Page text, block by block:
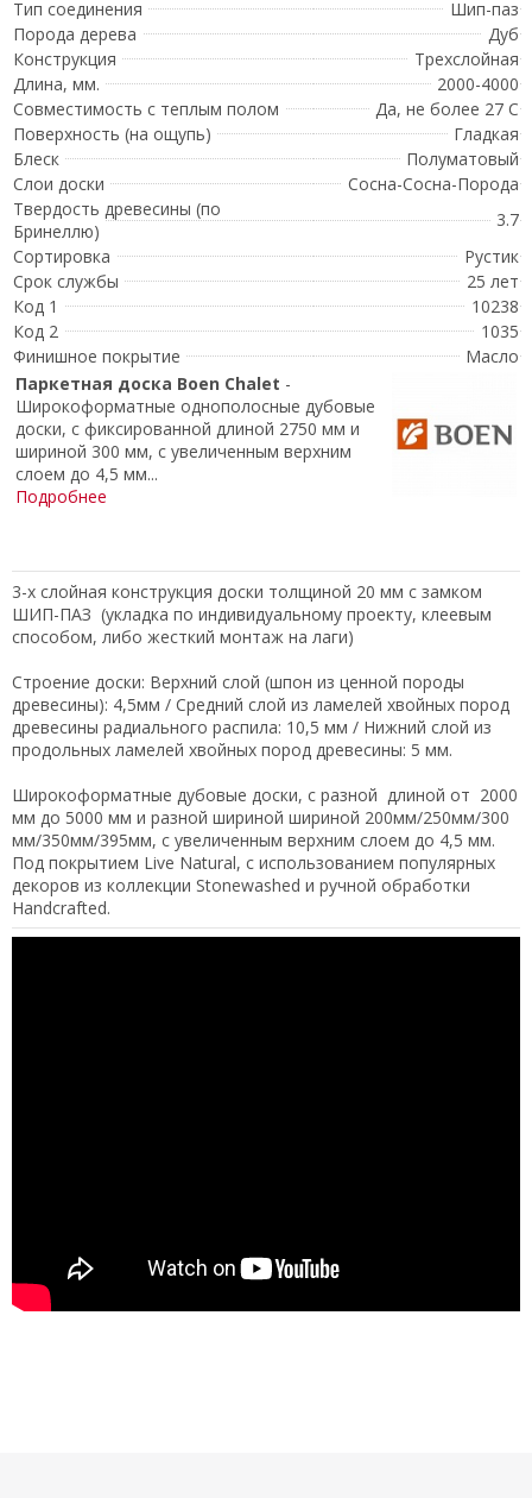
Тип соединения
Шип-паз
Порода дерева
Дуб
Конструкция
Трехслойная
Длина, мм.
2000-4000
Совместимость с теплым полом
Да, не более 27 С
Поверхность (на ощупь)
Гладкая
Блеск
Полуматовый
Слои доски
Сосна-Сосна-Порода
Твердость древесины (по
Бринеллю)
3.7
Сортировка
Рустик
Срок службы
25 лет
Код 1
10238
Код 2
1035
Финишное покрытие
Масло
Паркетная доска Boen Chalet -
Широкоформатные однополосные дубовые
доски, с фиксированной длиной 2750 мм и
шириной 300 мм, с увеличенным верхним
слоем до 4,5 мм...
Подробнее
3-х слойная конструкция доски толщиной 20 мм с замком
ШИП-ПАЗ (укладка по индивидуальному проекту, клеевым
способом, либо жесткий монтаж на лаги)
Строение доски: Верхний слой (шпон из ценной породы
древесины): 4,5мм / Средний слой из ламелей хвойных пород
древесины радиального распила: 10,5 мм / Нижний слой из
продольных ламелей хвойных пород древесины: 5 мм.
Широкоформатные дубовые доски, с разной длиной от 2000
мм до 5000 мм и разной шириной шириной 200мм/250мм/300
мм/350мм/395мм, с увеличенным верхним слоем до 4,5 мм.
Под покрытием Live Natural, с использованием популярных
декоров из коллекции Stonewashed и ручной обработки
Handcrafted.